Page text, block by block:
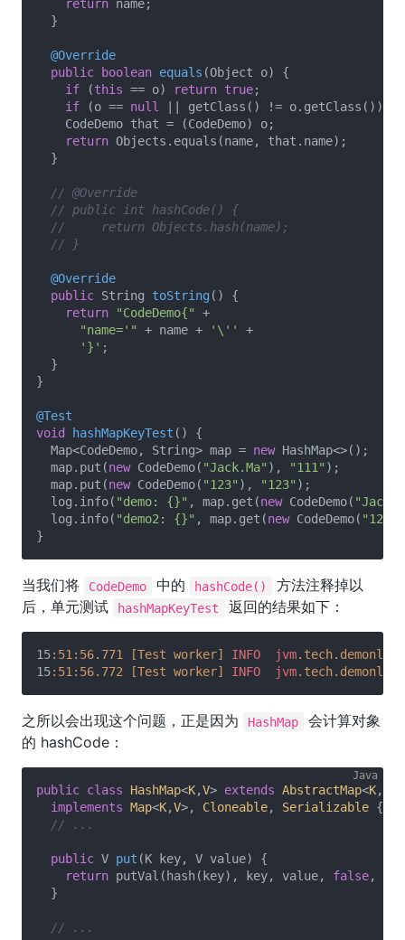
return name;
  }
@Override
public
boolean equals (Object o)
{
if (this == o) return true;
if (o == null || getClass() != o.getClass())
    CodeDemo that = (CodeDemo) o;
return Objects.equals(name, that.name);
  }
// @Override
// public int hashCode() {
//     return Objects.hash(name);
// }
@Override
public String toString ()
{
return
"CodeDemo{"
+
"name='"
+ name + '\''
+
'}' ;
  }
}
@Test
void
hashMapKeyTest ()
{
  Map<CodeDemo, String> map =
new HashMap<>();
  map.put(
new CodeDemo( "Jack.Ma" ), "111" );
  map.put(
new CodeDemo( "123" ), "123" );
  log.info(
"demo: {}" , map.get(new CodeDemo(
  log.info(
"demo2: {}" , map.get(new CodeDemo( "123"
当我们将 CodeDemo 中的 hashCode()
方法注释掉以
后，单元测试
hashMapKeyTest 返回的结果如下：
15:51:56.771 [Test worker] INFO jvm.tech.demonlee
15:51:56.772 [Test worker] INFO jvm.tech.demonlee
之所以会出现这个问题，正是因为 HashMap
会计算对象
的 hashCode：
public class HashMap<K,V> extends AbstractMap<K,
implements Map<K,V>, Cloneable, Serializable {
// ...
public V put (K key, V value)
{
return putVal(hash(key), key, value, false,
  }
// ...